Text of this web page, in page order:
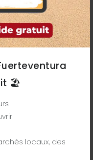
🏖️
locaux, des
en créant
à l'échange
sommes pas.
Facebook